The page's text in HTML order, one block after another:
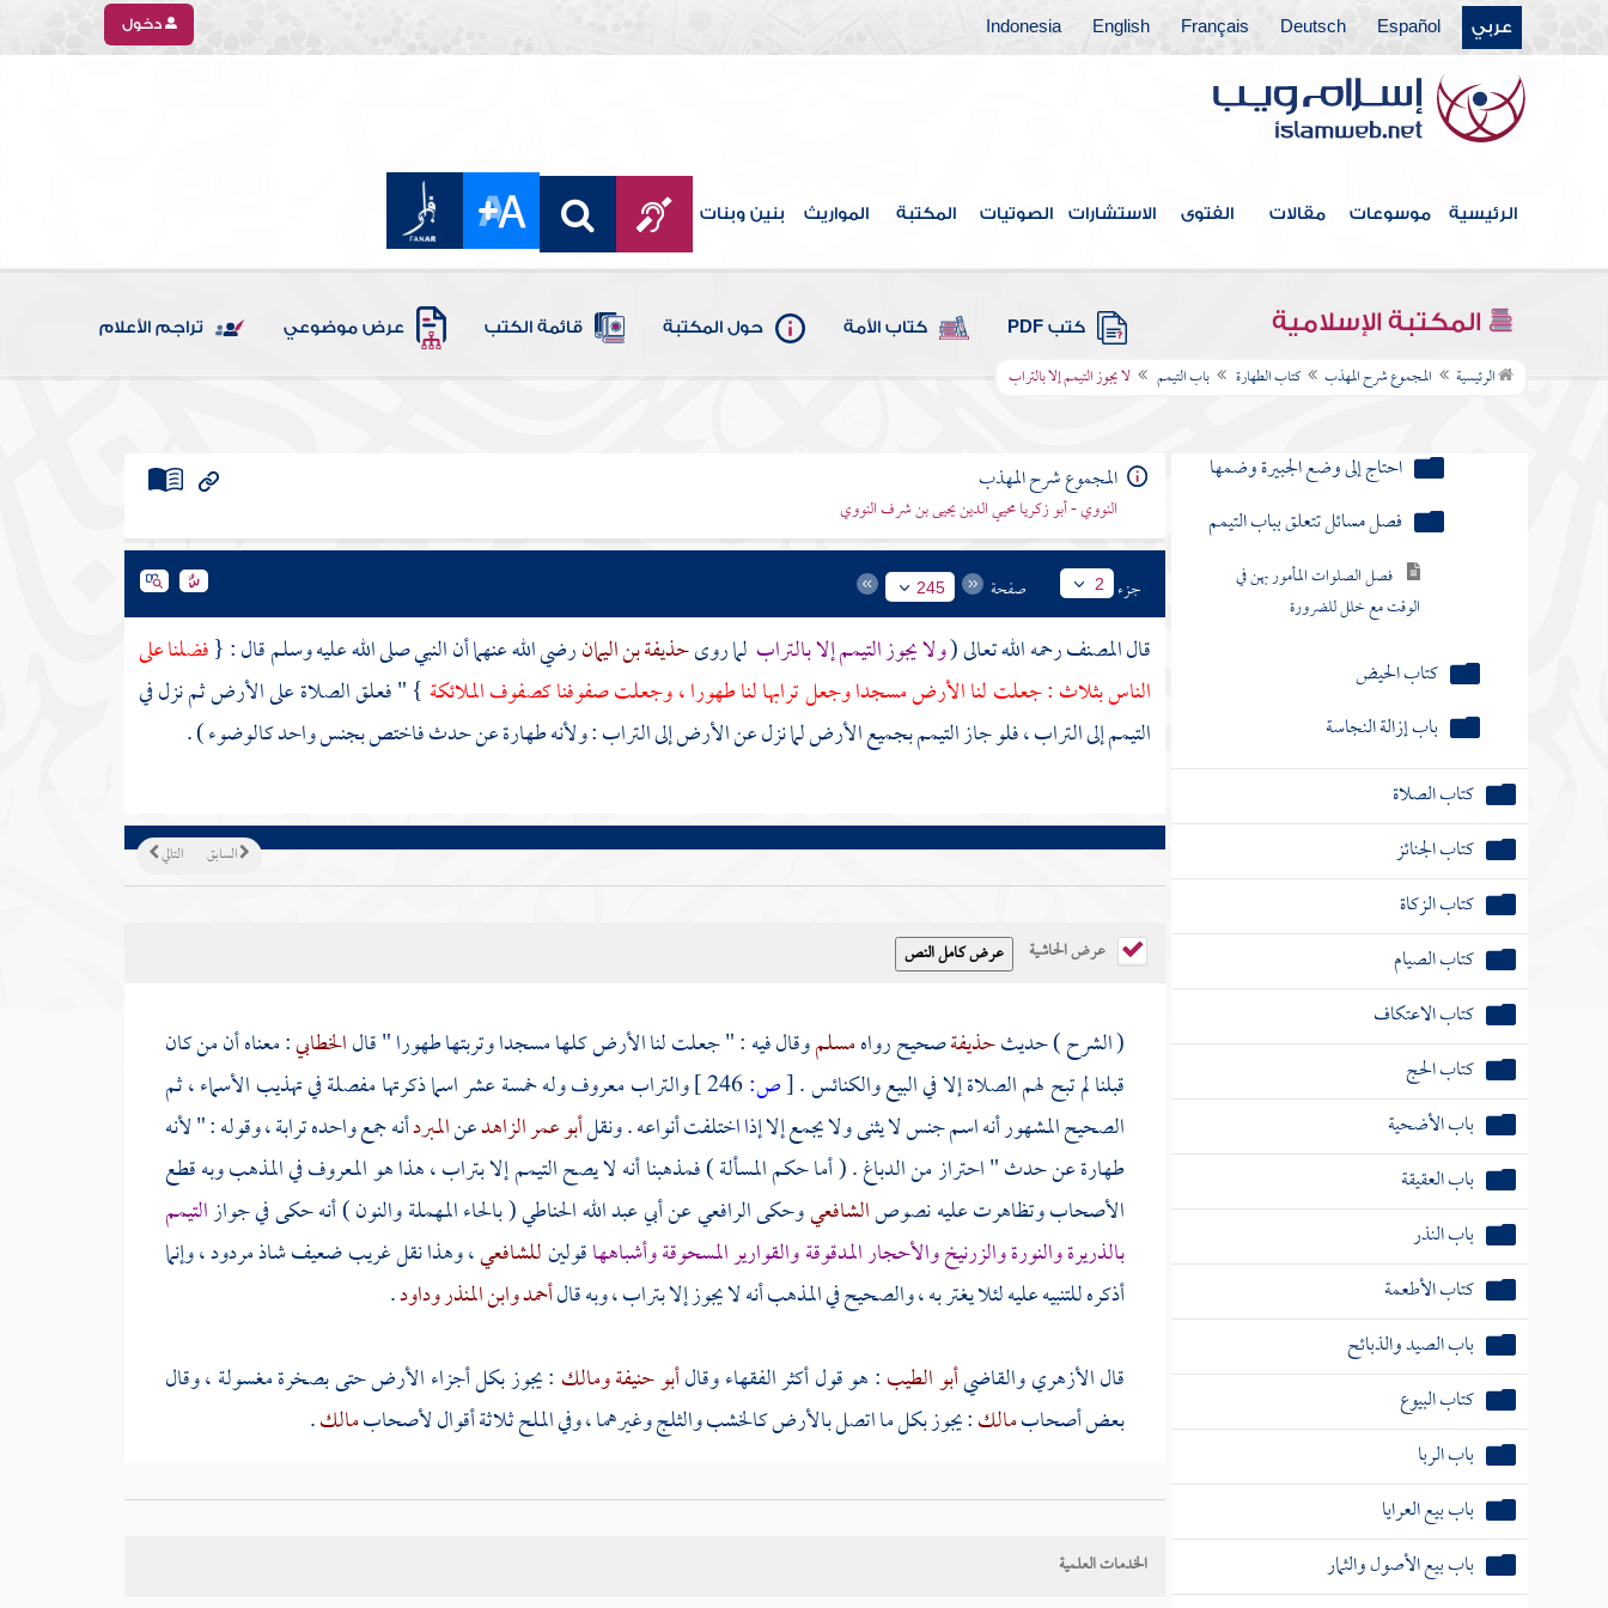
عربي Español
Deutsch
Français
English
Indonesia دخول
الرئيسية موسوعات مقالات الفتوى الاستشارات الصوتيات المكتبة المواريث بنين وبنات
المكتبة الإسلامية كتب PDF كتاب الأمة حول المكتبة قائمة الكتب عرض موضوعي تراجم الأعلام
الرئيسية المجموع شرح المهذب كتاب الطهارة باب التيمم لا يجوز التيمم إلا بالتراب
كان معه ماء صالح لطهارته
فأخرجه عن كونه مطهرا ثم احتاج إلى
التيمم
تيمم لعدم الماء ثم رأى في أثناء
تيمم للمرض حيث جوزناه وصلى
وخاف من استعماله لشدة البرد
صلى بغير طهارة لعدم الماء
احتاج إلى وضع الجبيرة وضمها
فصل مسائل تتعلق بباب التيمم
فصل الصلوات المأمور بهن في
الوقت مع خلل للضرورة
كتاب الحيض
باب إزالة النجاسة
كتاب الصلاة
كتاب الجنائز
كتاب الزكاة
كتاب الصيام
كتاب الاعتكاف
كتاب الحج
باب الأضحية
باب العقيقة
باب النذر
كتاب الأطعمة
باب الصيد والذبائح
كتاب البيوع
باب الربا
باب بيع العرايا
باب بيع الأصول والثمار
المجموع شرح المهذب
النووي - أبو زكريا محيي الدين يحيى بن شرف النووي
جزء 2 صفحة 245
قالالمصنفرحمه الله تعالى (ولا يجوز التيمم إلا بالتراب لما روىحذيفة بن اليمانرضي الله عنهما أن النبي صلى الله عليه وسلم قال : {فضلنا على
الناس بثلاث : جعلت لنا الأرض مسجدا وجعل ترابها لنا طهورا ، وجعلت صفوفنا كصفوف الملائكة } " فعلق الصلاة على الأرض ثم نزل في
التيمم إلى التراب ، فلو جاز التيمم بجميع الأرض لما نزل عن الأرض إلى التراب : ولأنه طهارة عن حدث فاختص بجنس واحد كالوضوء ) .
التالي السابق
عرض الحاشية
( الشرح ) حديثحذيفةصحيح رواهمسلموقال فيه : " جعلت لنا الأرض كلها مسجدا وتربتها طهورا " قالالخطابي: معناه أن من كان
قبلنا لم تبح لهم الصلاة إلا في البيع والكنائس .[ص:
والتراب معروف وله خمسة عشر اسما ذكرتها مفصلة في تهذيب الأسماء ، ثم
الصحيح المشهور أنه اسم جنس لا يثنى ولا يجمع إلا إذا اختلفت أنواعه . ونقلأبو عمر الزاهدعنالمبردأنه جمع واحده ترابة ، وقوله : " لأنه
طهارة عن حدث " احتراز من الدباغ . ( أما حكم المسألة ) فمذهبنا أنه لا يصح التيمم إلا بتراب ، هذا هو المعروف في المذهب وبه قطع
الأصحاب وتظاهرت عليه نصوصالشافعيوحكىالرافعيعنأبي عبد الله الحناطي( بالحاء المهملة والنون ) أنه حكى في جوازالتيمم
بالذريرة والنورة والزرنيخ والأحجار المدقوقة والقوارير المسحوقة وأشباههاقولينللشافعي، وهذا نقل غريب ضعيف شاذ مردود ، وإنما
أذكره للتنبيه عليه لئلا يغتر به ، والصحيح في المذهب أنه لا يجوز إلا بتراب ، وبه قالأحمدوابن المنذروداود.
قالالأزهريوالقاضيأبو الطيب: هو قول أكثر الفقهاء وقالأبو حنيفةومالك : يجوز بكل أجزاء الأرض حتى بصخرة مغسولة ، وقال
بعض أصحابمالك: يجوز بكل ما اتصل بالأرض كالخشب والثلج وغيرهما ، وفي الملح ثلاثة أقوال لأصحابمالك.
( أحدها ) : يجوز ، ( والثاني ) : لا .
الخدمات العلمية